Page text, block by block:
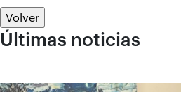
Volver
Últimas noticias